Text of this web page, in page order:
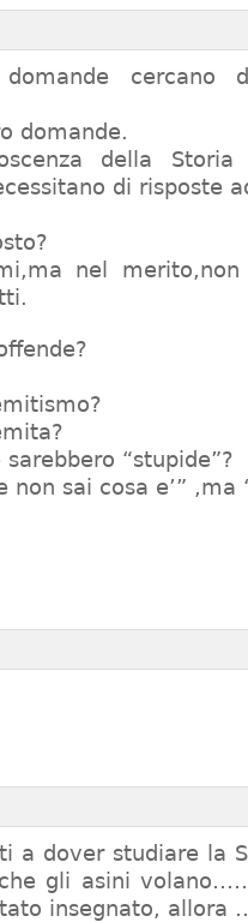
cercano
domande.
della
di risposte
nel
“stupide”?
non sai cosa e’” ,ma
a dover studiare la
gli asini
insegnato,